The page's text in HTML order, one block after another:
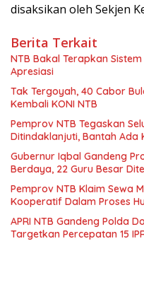
disaksikan oleh Sekjen
Berita Terkait
NTB Bakal Terapkan
Apresiasi
Tak Tergoyah, 40 Cabor
Kembali KONI NTB
Pemprov NTB Tegaskan
Ditindaklanjuti, Bantah Ada
Gubernur Iqbal Gandeng
Berdaya, 22 Guru Besar
Pemprov NTB Klaim Sewa
Kooperatif Dalam Proses
APRI NTB Gandeng Polda
Targetkan Percepatan 15